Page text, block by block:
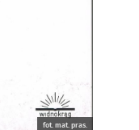
fot. mat. pras.